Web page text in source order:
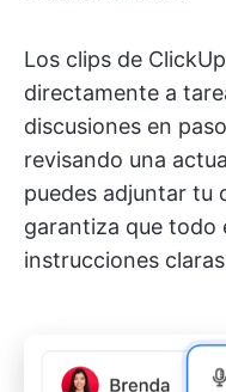
Los clips de
directamente a
discusiones en
revisando una
puedes adjuntar tu
garantiza que todo
instrucciones